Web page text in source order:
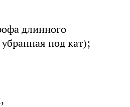
длинного
под кат);